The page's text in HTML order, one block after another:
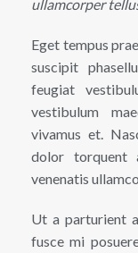
ullamcorper
Eget tempus
suscipit
feugiat
vestibulum
vivamus et.
dolor torquent
venenatis
Ut a parturient
fusce mi